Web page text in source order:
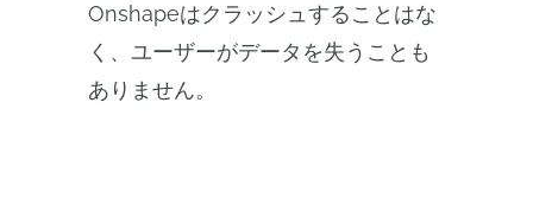
Onshapeはクラッシュすることはな
く、ユーザーがデータを失うことも
ありません。